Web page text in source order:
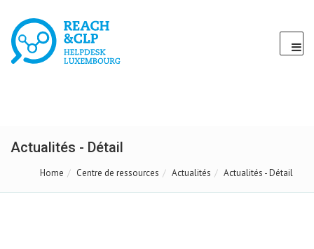
Actualités - Détail
Home Centre de ressources Actualités Actualités - Détail